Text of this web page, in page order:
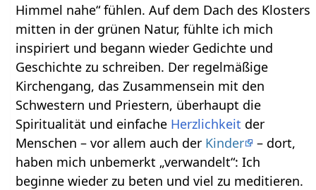
Himmel nahe“ fühlen. Auf dem Dach des Klosters
mitten in der grünen Natur, fühlte ich mich
inspiriert und begann wieder Gedichte und
Geschichte zu schreiben. Der regelmäßige
Kirchengang, das Zusammensein mit den
Schwestern und Priestern, überhaupt die
Spiritualität und einfache Herzlichkeit der
Menschen – vor allem auch der Kinder
– dort,
haben mich unbemerkt „verwandelt“: Ich
beginne wieder zu beten und viel zu meditieren.